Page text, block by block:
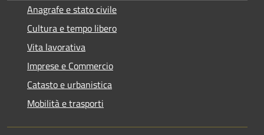
Anagrafe e stato civile
Cultura e tempo libero
Vita lavorativa
Imprese e Commercio
Catasto e urbanistica
Mobilità e trasporti